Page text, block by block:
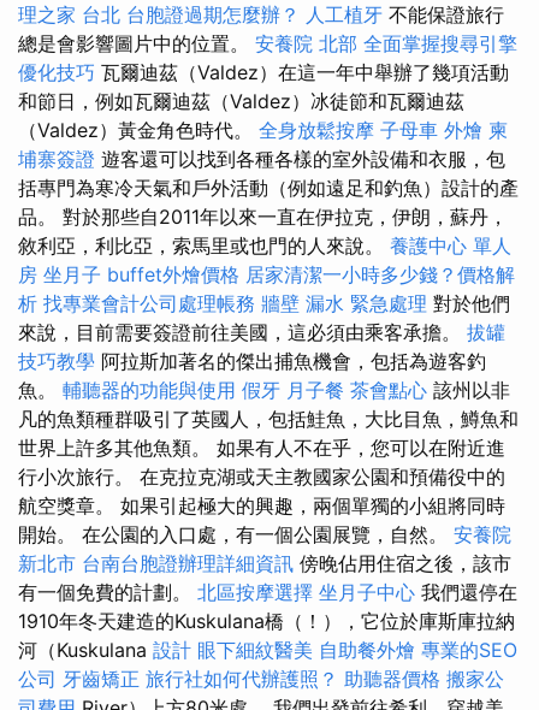
理之家 台北 台胞證過期怎麼辦？ 人工植牙 不能保證旅行
總是會影響圖片中的位置。 安養院 北部 全面掌握搜尋引擎
優化技巧 瓦爾迪茲（Valdez）在這一年中舉辦了幾項活動
和節日，例如瓦爾迪茲（Valdez）冰徒節和瓦爾迪茲
（Valdez）黃金角色時代。 全身放鬆按摩 子母車 外燴 柬
埔寨簽證 遊客還可以找到各種各樣的室外設備和衣服，包
括專門為寒冷天氣和戶外活動（例如遠足和釣魚）設計的產
品。 對於那些自2011年以來一直在伊拉克，伊朗，蘇丹，
敘利亞，利比亞，索馬里或也門的人來說。 養護中心 單人
房 坐月子 buffet外燴價格 居家清潔一小時多少錢？價格解
析 找專業會計公司處理帳務 牆壁 漏水 緊急處理 對於他們
來說，目前需要簽證前往美國，這必須由乘客承擔。 拔罐
技巧教學 阿拉斯加著名的傑出捕魚機會，包括為遊客釣
魚。 輔聽器的功能與使用 假牙 月子餐 茶會點心 該州以非
凡的魚類種群吸引了英國人，包括鮭魚，大比目魚，鱒魚和
世界上許多其他魚類。 如果有人不在乎，您可以在附近進
行小次旅行。 在克拉克湖或天主教國家公園和預備役中的
航空獎章。 如果引起極大的興趣，兩個單獨的小組將同時
開始。 在公園的入口處，有一個公園展覽，自然。 安養院
新北市 台南台胞證辦理詳細資訊 傍晚佔用住宿之後，該市
有一個免費的計劃。 北區按摩選擇 坐月子中心 我們還停在
1910年冬天建造的Kuskulana橋（！），它位於庫斯庫拉納
河（Kuskulana 設計 眼下細紋醫美 自助餐外燴 專業的SEO
公司 牙齒矯正 旅行社如何代辦護照？ 助聽器價格 搬家公